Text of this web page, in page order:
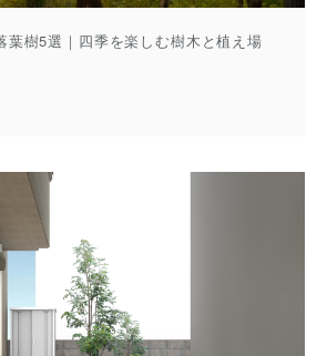
葉樹5選｜四季を楽しむ樹木と植え場